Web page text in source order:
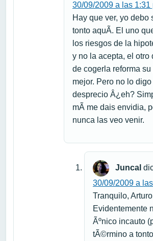
30/09/2009 a las 1:31
Hay que ver, yo debo
tonto aquÃ­. El uno
los riesgos de la
y no la acepta, el otro
de cogerla reforma
mejor. Pero no lo digo
desprecio Â¿eh?
mÃ­ me dais envidia,
nunca las veo venir.
Juncal
30/09/2009 a
Tranquilo,
Evidentemente
Ãºnico incauto
tÃ©rmino a